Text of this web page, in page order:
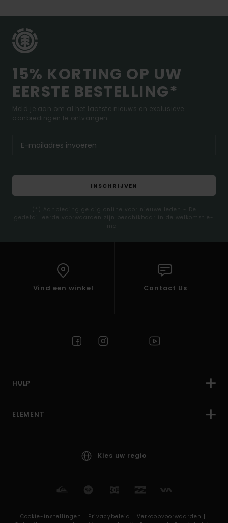
15% KORTING OP UW
EERSTE BESTELLING*
Meld je aan om al het laatste nieuws en exclusieve
aanbiedingen te ontvangen.
INSCHRIJVEN
(*) Aanbieding geldig online voor nieuwe leden - De
gedetailleerde voorwaarden zijn beschikbaar in de welkomst e-
mail
Vind een winkel Contact Us
HULP
ELEMENT
Kies uw regio
Cookie-instellingen | Privacybeleid | Verkoopvoorwaarden |